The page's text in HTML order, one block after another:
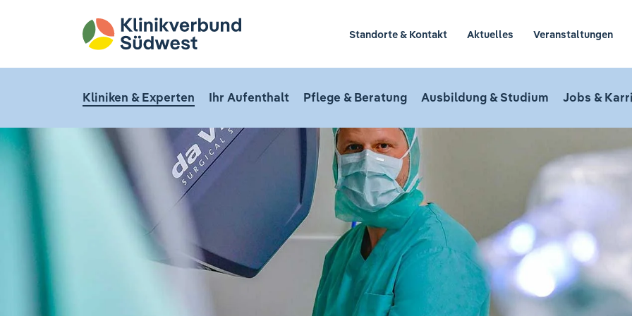
Standorte & Kontakt Aktuelles Veranstaltungen
Kliniken & Experten Ihr Aufenthalt Pflege & Beratung Ausbildung & Studium Jobs &